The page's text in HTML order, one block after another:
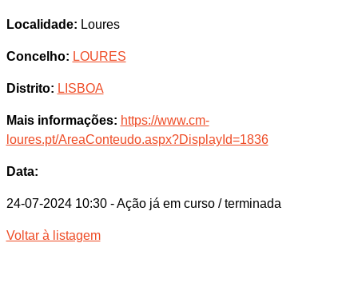
Localidade: Loures
Concelho: LOURES
Distrito: LISBOA
Mais informações: https://www.cm-
loures.pt/AreaConteudo.aspx?DisplayId=1836
Data:
24-07-2024 10:30 - Ação já em curso / terminada
Voltar à listagem